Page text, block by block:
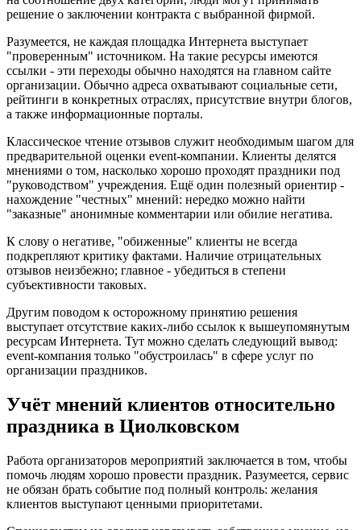
решение о заключении контракта с выбранной фирмой.
Разумеется, не каждая площадка Интернета выступает
"проверенным" источником. На такие ресурсы имеются
ссылки - эти переходы обычно находятся на главном сайте
организации. Обычно адреса охватывают социальные сети,
рейтинги в конкретных отраслях, присутствие внутри блогов,
а также информационные порталы.
Классическое чтение отзывов служит необходимым шагом для
предварительной оценки event-компании. Клиенты делятся
мнениями о том, насколько хорошо проходят праздники под
"руководством" учреждения. Ещё один полезный ориентир -
нахождение "честных" мнений: нередко можно найти
"заказные" анонимные комментарии или обилие негатива.
К слову о негативе, "обиженные" клиенты не всегда
подкрепляют критику фактами. Наличие отрицательных
отзывов неизбежно; главное - убедиться в степени
субъективности таковых.
Другим поводом к осторожному принятию решения
выступает отсутствие каких-либо ссылок к вышеупомянутым
ресурсам Интернета. Тут можно сделать следующий вывод:
event-компания только "обустроилась" в сфере услуг по
организации праздников.
Учёт мнений клиентов относительно
праздника в Циолковском
Работа организаторов мероприятий заключается в том, чтобы
помочь людям хорошо провести праздник. Разумеется, сервис
не обязан брать событие под полный контроль: желания
клиентов выступают ценными приоритетами.